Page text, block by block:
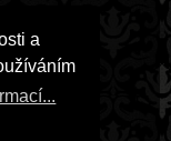
a